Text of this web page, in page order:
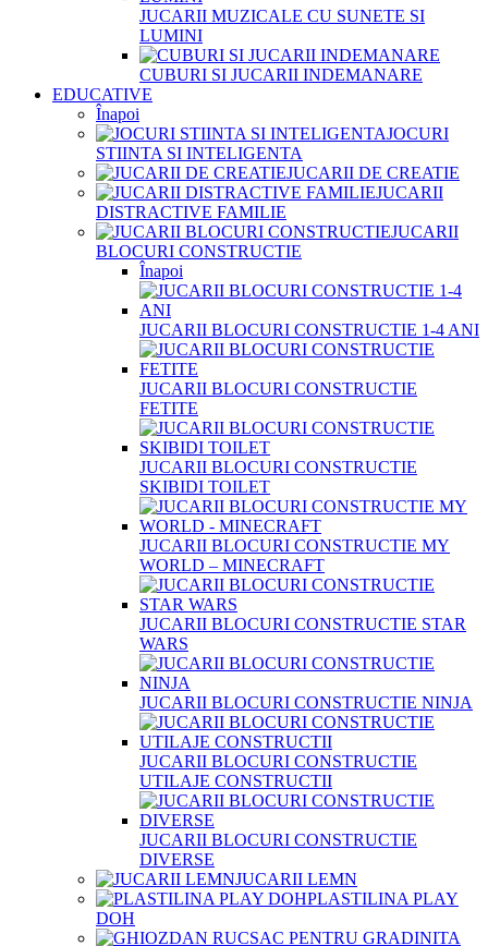
JUCARII MUZICALE CU SUNETE SI
LUMINI
CUBURI SI JUCARII INDEMANARE
EDUCATIVE
Înapoi
JOCURI
STIINTA SI INTELIGENTA
JUCARII DE CREATIE
JUCARII
DISTRACTIVE FAMILIE
JUCARII
BLOCURI CONSTRUCTIE
Înapoi
JUCARII BLOCURI CONSTRUCTIE 1-4 ANI
JUCARII BLOCURI CONSTRUCTIE
FETITE
JUCARII BLOCURI CONSTRUCTIE
SKIBIDI TOILET
JUCARII BLOCURI CONSTRUCTIE MY
WORLD – MINECRAFT
JUCARII BLOCURI CONSTRUCTIE STAR
WARS
JUCARII BLOCURI CONSTRUCTIE NINJA
JUCARII BLOCURI CONSTRUCTIE
UTILAJE CONSTRUCTII
JUCARII BLOCURI CONSTRUCTIE
DIVERSE
JUCARII LEMN
PLASTILINA PLAY
DOH